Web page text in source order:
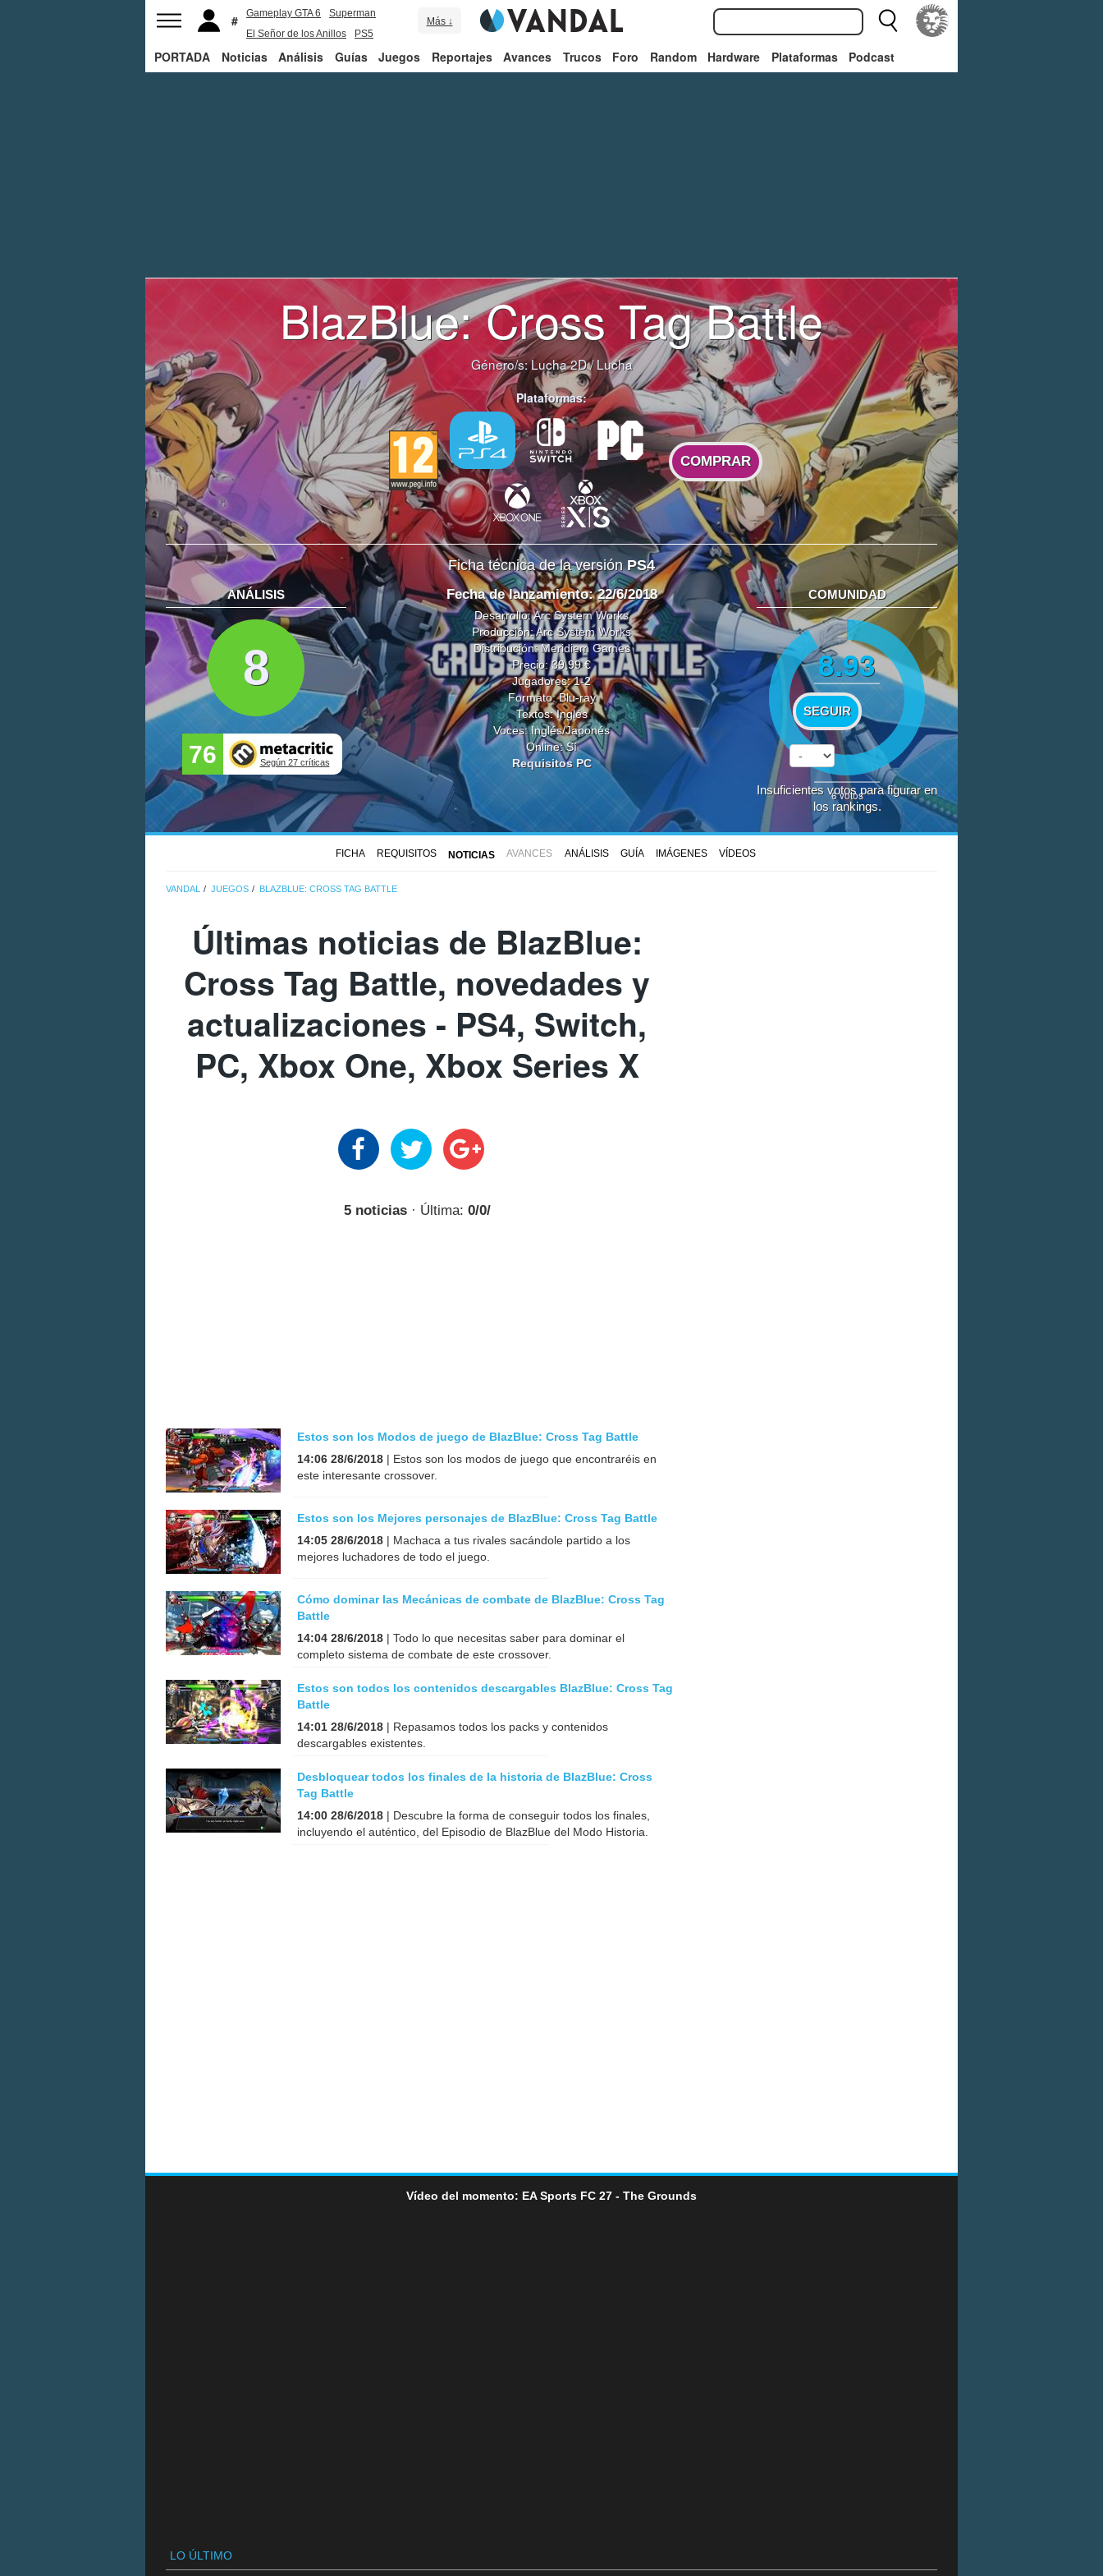
Gameplay GTA 6
Superman
El Señor de los Anillos
PS5
Más ↓
PORTADA Noticias Análisis Guías Juegos Reportajes Avances Trucos Foro Random Hardware Plataformas Podcast
BlazBlue: Cross Tag Battle
Género/s:Lucha 2D/Lucha
Plataformas:
COMPRAR
Ficha técnica de la versiónPS4
ANÁLISIS
8
76 Según 27 críticas
Fecha de lanzamiento: 22/6/2018
Desarrollo:Arc System Works
Producción:Arc System Works
Distribución:Meridiem Games
Precio: 39,99 €
Jugadores: 1-2
Formato: Blu-ray
Textos: Inglés
Voces: Inglés/Japonés
Online: Sí
Requisitos PC
COMUNIDAD
8.93
SEGUIR
6votos
Insuficientes votos para figurar en
los rankings.
FICHA REQUISITOS NOTICIAS AVANCES ANÁLISIS GUÍA IMÁGENES VÍDEOS
VANDAL JUEGOS BLAZBLUE: CROSS TAG BATTLE
Últimas noticias de BlazBlue:
Cross Tag Battle, novedades y
actualizaciones - PS4, Switch,
PC, Xbox One, Xbox Series X
5 noticias· Última: 0/0/
Estos son los Modos de juego de BlazBlue: Cross Tag Battle
14:06 28/6/2018 | Estos son los modos de juego que encontraréis en
este interesante crossover.
Estos son los Mejores personajes de BlazBlue: Cross Tag Battle
14:05 28/6/2018 | Machaca a tus rivales sacándole partido a los
mejores luchadores de todo el juego.
Cómo dominar las Mecánicas de combate de BlazBlue: Cross Tag
Battle
14:04 28/6/2018 | Todo lo que necesitas saber para dominar el
completo sistema de combate de este crossover.
Estos son todos los contenidos descargables BlazBlue: Cross Tag
Battle
14:01 28/6/2018 | Repasamos todos los packs y contenidos
descargables existentes.
Desbloquear todos los finales de la historia de BlazBlue: Cross
Tag Battle
14:00 28/6/2018 | Descubre la forma de conseguir todos los finales,
incluyendo el auténtico, del Episodio de BlazBlue del Modo Historia.
Vídeo del momento: EA Sports FC 27 - The Grounds
LO ÚLTIMO